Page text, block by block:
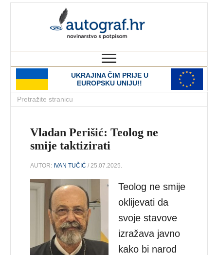
UKRAJINA ČIM PRIJE U
EUROPSKU UNIJU!!
Vladan Perišić: Teolog ne
smije taktizirati
AUTOR: IVAN TUČIĆ / 25.07.2025.
Teolog ne smije
oklijevati da
svoje stavove
izražava javno
kako bi narod